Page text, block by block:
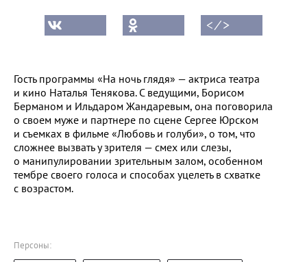
< ⁄ >
Гость программы «На ночь глядя» — актриса театра
и кино Наталья Тенякова. С ведущими, Борисом
Берманом и Ильдаром Жандаревым, она поговорила
о своем муже и партнере по сцене Сергее Юрском
и съемках в фильме «Любовь и голуби», о том, что
сложнее вызвать у зрителя — смех или слезы,
о манипулировании зрительным залом, особенном
тембре своего голоса и способах уцелеть в схватке
с возрастом.
Персоны: